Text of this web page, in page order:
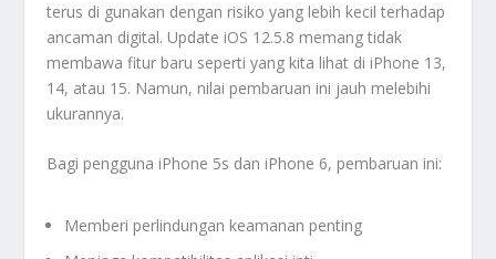
terus di gunakan dengan risiko yang lebih kecil terhadap
ancaman digital. Update iOS 12.5.8 memang tidak
membawa fitur baru seperti yang kita lihat di iPhone 13,
14, atau 15. Namun, nilai pembaruan ini jauh melebihi
ukurannya.
Bagi pengguna iPhone 5s dan iPhone 6, pembaruan ini:
Memberi perlindungan keamanan penting